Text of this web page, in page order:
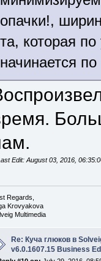
опачки!,
та, которая
начинается
Edit: August 03, 2016,
Regards,
Krovyakova
Multimedia
Re: Куча глюков в
v6.0.1607.15 Business